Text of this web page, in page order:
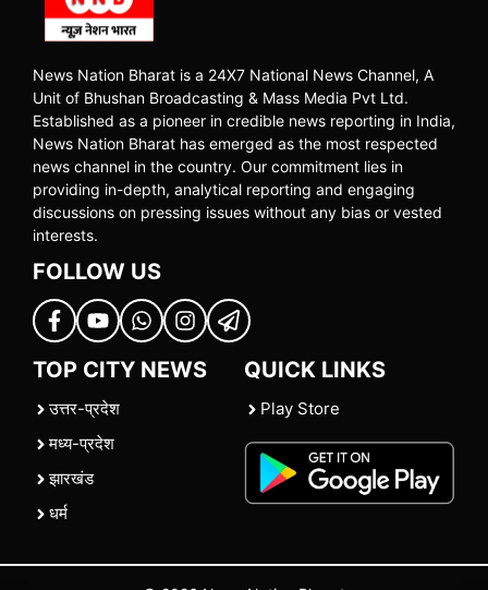
News Nation Bharat is a 24X7 National News Channel, A
Unit of Bhushan Broadcasting & Mass Media Pvt Ltd.
Established as a pioneer in credible news reporting in India,
News Nation Bharat has emerged as the most respected
news channel in the country. Our commitment lies in
providing in-depth, analytical reporting and engaging
discussions on pressing issues without any bias or vested
interests.
FOLLOW US
TOP CITY NEWS
उत्तर-प्रदेश
मध्य-प्रदेश
झारखंड
धर्म
QUICK LINKS
Play Store